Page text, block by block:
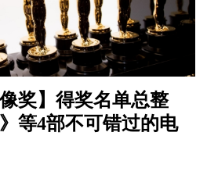
像奖】得奖名单总整
等4部不可错过的电